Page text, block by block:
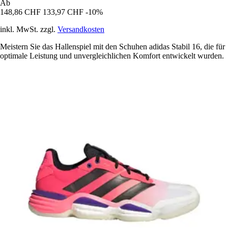
Ab
148,86 CHF 133,97 CHF -10%
inkl. MwSt. zzgl. Versandkosten
Meistern Sie das Hallenspiel mit den Schuhen adidas Stabil 16, die für
optimale Leistung und unvergleichlichen Komfort entwickelt wurden.